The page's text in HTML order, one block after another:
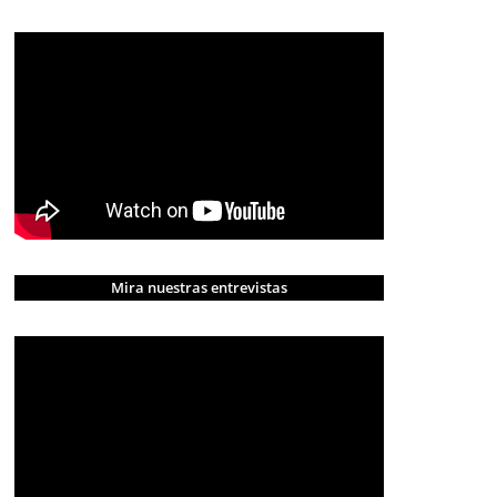
Mira nuestras entrevistas